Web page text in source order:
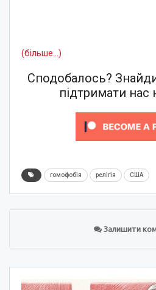
(більше…)
Сподобалось?
підтримати нас
гомофобія релігія США
Залишити